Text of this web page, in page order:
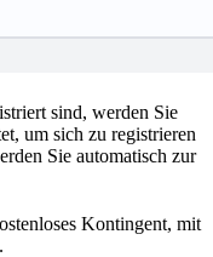
sind, werden Sie
um sich zu registrieren
Sie automatisch zur
Kontingent, mit